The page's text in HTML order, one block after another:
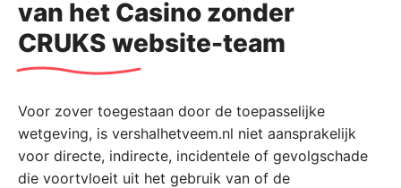
van het Casino zonder
CRUKS website-team
Voor zover toegestaan door de toepasselijke
wetgeving, is vershalhetveem.nl niet aansprakelijk
voor directe, indirecte, incidentele of gevolgschade
die voortvloeit uit het gebruik van of de